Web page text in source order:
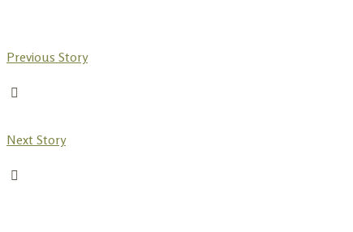
Previous Story
Next Story